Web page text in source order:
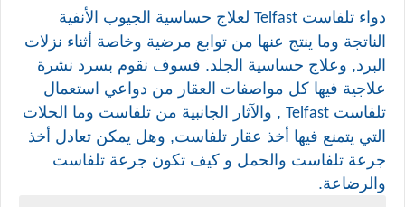
دواء تلفاست Telfast لعلاج حساسية الجيوب الأنفية
الناتجة وما ينتج عنها من توابع مرضية وخاصة أثناء نزلات
البرد, وعلاج حساسية الجلد. فسوف نقوم بسرد نشرة
علاجية فيها كل مواصفات العقار من دواعي استعمال
تلفاست Telfast , والآثار الجانبية من تلفاست وما الحلات
التي يتمنع فيها أخذ عقار تلفاست, وهل يمكن تعادل أخذ
جرعة تلفاست والحمل و كيف تكون جرعة تلفاست
والرضاعة.